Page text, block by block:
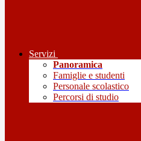
Servizi
Panoramica
Famiglie e studenti
Personale scolastico
Percorsi di studio